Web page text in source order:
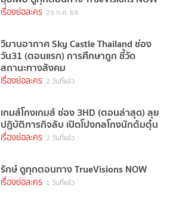
เรื่องย่อละคร 29 ก.ค. 69
วิมานอากาศ Sky Castle Thailand ช่อง
วัน31 (ตอนแรก) การศึกษาถูก ชี้วัด
สถานะทางสังคม
เรื่องย่อละคร 2 วันที่แล้ว
เกมส์โกงเกมส์ ช่อง 3HD (ตอนล่าสุด) ลุย
ปฏิบัติภารกิจลับ เปิดโปงกลโกงนักต้มตุ๋น
เรื่องย่อละคร 2 วันที่แล้ว
รักษ์ ดูทุกตอนทาง TrueVisions NOW
เรื่องย่อละคร 1 วันที่แล้ว